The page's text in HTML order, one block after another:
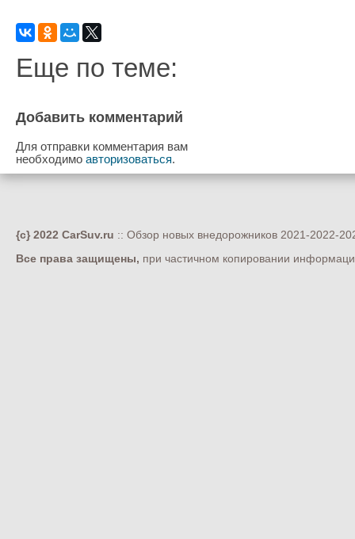
Еще по теме:
Добавить комментарий
Для отправки комментария вам
необходимо авторизоваться.
{c} 2022 CarSuv.ru :: Обзор новых внедорожников 2021-2022-
Все права защищены, при частичном копировании